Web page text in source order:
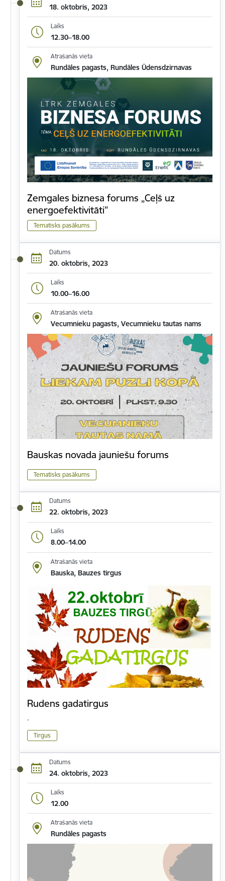
18. oktobris, 2023
Laiks
12.30–18.00
Atrašanās vieta
Rundāles pagasts, Rundāles Ūdensdzirnavas
Zemgales biznesa forums „Ceļš uz
energoefektivitāti”
Tematisks pasākums
Datums
20. oktobris, 2023
Laiks
10.00–16.00
Atrašanās vieta
Vecumnieku pagasts, Vecumnieku tautas nams
Bauskas novada jauniešu forums
Tematisks pasākums
Datums
22. oktobris, 2023
Laiks
8.00–14.00
Atrašanās vieta
Bauska, Bauzes tirgus
Rudens gadatirgus
.
Tirgus
Datums
24. oktobris, 2023
Laiks
12.00
Atrašanās vieta
Rundāles pagasts